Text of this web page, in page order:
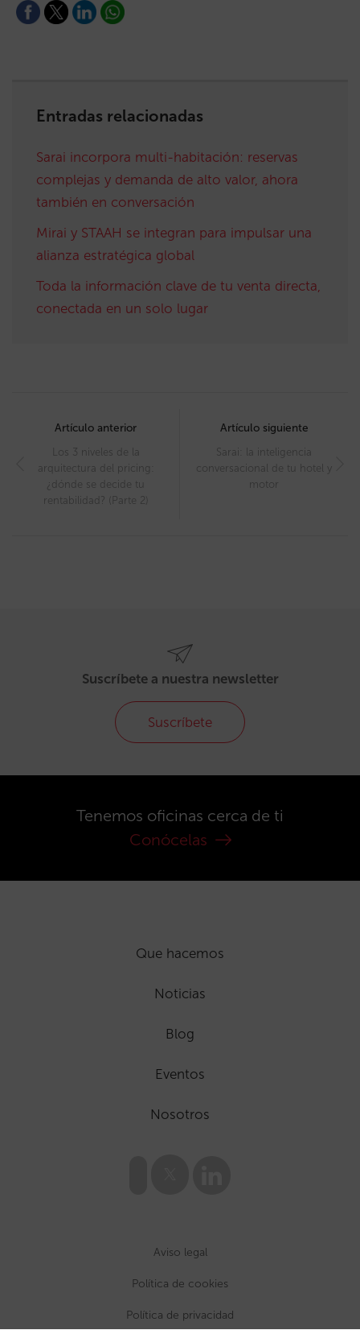
Entradas relacionadas
Sarai incorpora multi-habitación: reservas
complejas y demanda de alto valor, ahora
también en conversación
Mirai y STAAH se integran para impulsar una
alianza estratégica global
Toda la información clave de tu venta directa,
conectada en un solo lugar
navigation
Artículo anterior
Los 3 niveles de la
arquitectura del pricing:
¿dónde se decide tu
rentabilidad? (Parte 2)
Artículo siguiente
Sarai: la inteligencia
conversacional de tu hotel y
motor
Suscríbete a nuestra newsletter
Suscríbete
Tenemos oficinas cerca de ti
Conócelas
Que hacemos
Noticias
Blog
Eventos
Nosotros
Aviso legal
Política de cookies
Política de privacidad